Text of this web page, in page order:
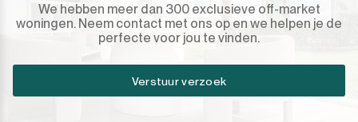
Jimena de la Frontera
Tarifa
We hebben meer dan 300 exclusieve off-market
woningen. Neem contact met ons op en we helpen je de
perfecte voor jou te vinden.
Verstuur verzoek